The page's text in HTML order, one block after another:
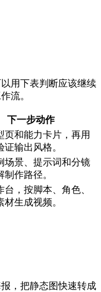
用下表判断应该继续
流。
下一步动作
页和能力卡片，再用
证输出风格。
场景、提示词和分镜
制作路径。
台，按脚本、角色、
材生成视频。
，把静态图快速转成